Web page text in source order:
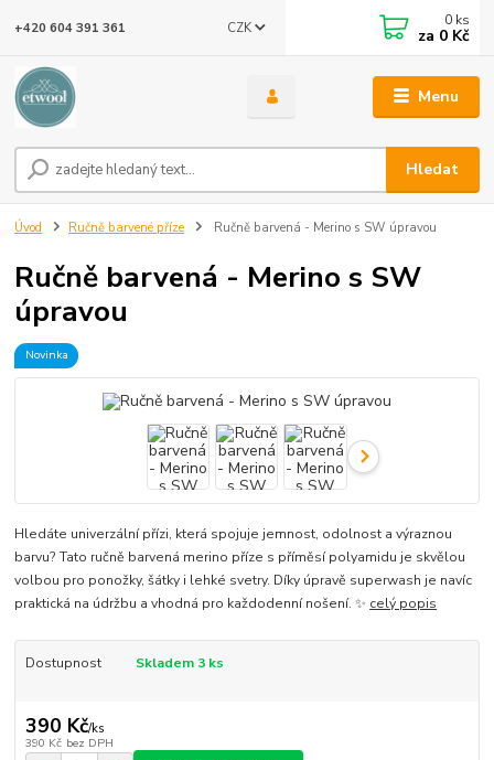
Menu
CZK
Hledat
+420 604 391 361 0 ks
za 0 Kč
Úvod Ručně barvené příze Ručně barvená - Merino s SW úpravou
Ručně barvená - Merino s SW
úpravou
Novinka
Hledáte univerzální přízi, která spojuje jemnost, odolnost a výraznou
barvu? Tato ručně barvená merino příze s příměsí polyamidu je skvělou
volbou pro ponožky, šátky i lehké svetry. Díky úpravě superwash je navíc
praktická na údržbu a vhodná pro každodenní nošení. ✨ celý popis
Dostupnost Skladem 3 ks
390 Kč/ks
390 Kč bez DPH